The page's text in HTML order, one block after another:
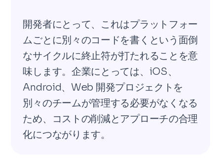
開発者にとって、これはプラットフォー
ムごとに別々のコードを書くという面倒
なサイクルに終止符が打たれることを意
味します。企業にとっては、iOS、
Android、Web 開発プロジェクトを
別々のチームが管理する必要がなくなる
ため、コストの削減とアプローチの合理
化につながります。